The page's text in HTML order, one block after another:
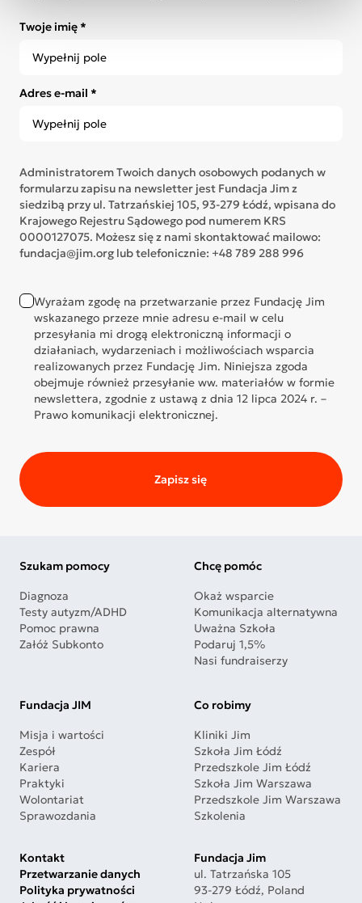
Twoje imię *
Adres e-mail *
Administratorem Twoich danych osobowych podanych w
formularzu zapisu na newsletter jest Fundacja Jim z
siedzibą przy ul. Tatrzańskiej 105, 93-279 Łódź, wpisana do
Krajowego Rejestru Sądowego pod numerem KRS
0000127075. Możesz się z nami skontaktować mailowo:
fundacja@jim.org lub telefonicznie: +48 789 288 996
Wyrażam zgodę na przetwarzanie przez Fundację Jim
wskazanego przeze mnie adresu e-mail w celu
przesyłania mi drogą elektroniczną informacji o
działaniach, wydarzeniach i możliwościach wsparcia
realizowanych przez Fundację Jim. Niniejsza zgoda
obejmuje również przesyłanie ww. materiałów w formie
newslettera, zgodnie z ustawą z dnia 12 lipca 2024 r. –
Prawo komunikacji elektronicznej.
Zapisz się
Szukam pomocy
Diagnoza
Testy autyzm/ADHD
Pomoc prawna
Załóż Subkonto
Chcę pomóc
Okaż wsparcie
Komunikacja alternatywna
Uważna Szkoła
Podaruj 1,5%
Nasi fundraiserzy
Fundacja JIM
Misja i wartości
Zespół
Kariera
Praktyki
Wolontariat
Sprawozdania
Co robimy
Kliniki Jim
Szkoła Jim Łódź
Przedszkole Jim Łódź
Szkoła Jim Warszawa
Przedszkole Jim Warszawa
Szkolenia
Kontakt
Przetwarzanie danych
Polityka prywatności
Fundacja Jim
ul. Tatrzańska 105
93-279 Łódź, Poland